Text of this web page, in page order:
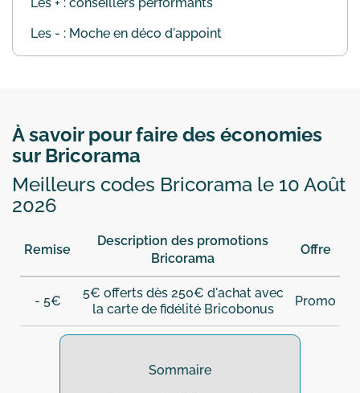
Les + : conseillers performants
Les - : Moche en déco d'appoint
À savoir pour faire des économies
sur Bricorama
Meilleurs codes Bricorama le 10 Août
2026
Remise
Description des promotions
Bricorama
Offre
- 5€
5€ offerts dès 250€ d'achat avec
la carte de fidélité Bricobonus
Promo
Sommaire